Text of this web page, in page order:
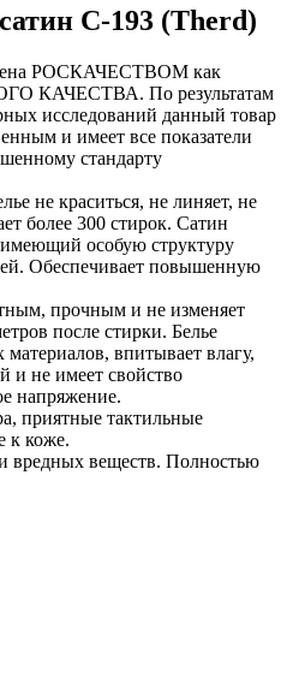
С-193 (Therd)
РОСКАЧЕСТВОМ как
По результатам
исследований данный товар
и имеет все показатели
стандарту
не краситься, не линяет, не
более 300 стирок. Сатин
имеющий особую структуру
Обеспечивает повышенную
прочным и не изменяет
после стирки. Белье
впитывает влагу,
и не имеет свойство
напряжение.
приятные тактильные
к коже.
вредных веществ. Полностью